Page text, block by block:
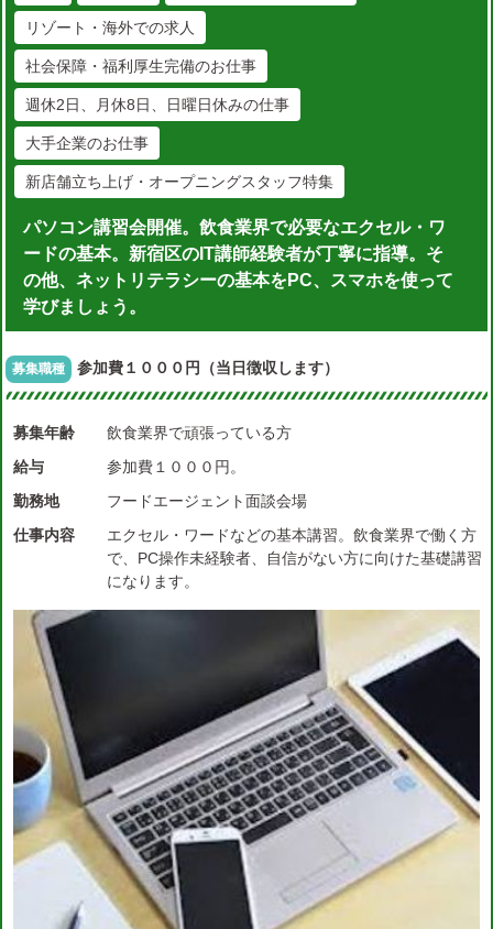
リゾート・海外での求人
社会保障・福利厚生完備のお仕事
週休2日、月休8日、日曜日休みの仕事
大手企業のお仕事
新店舗立ち上げ・オープニングスタッフ特集
パソコン講習会開催。飲食業界で必要なエクセル・ワ
ードの基本。新宿区のIT講師経験者が丁寧に指導。そ
の他、ネットリテラシーの基本をPC、スマホを使って
学びましょう。
募集職種 参加費１０００円（当日徴収します）
募集年齢
飲食業界で頑張っている方
給与
参加費１０００円。
勤務地
フードエージェント面談会場
仕事内容
エクセル・ワードなどの基本講習。飲食業界で働く方
で、PC操作未経験者、自信がない方に向けた基礎講習
になります。